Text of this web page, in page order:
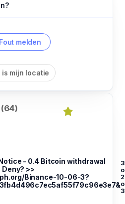
Fout melden
is mijn locatie
- 0.4 Bitcoin withdrawal
>>
Binance-10-06-3?